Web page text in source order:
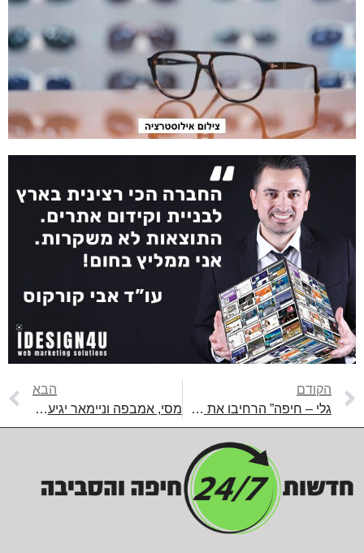
הקודם
גלי – חיפה” הרחיבו את שעות הפעילות
הבא
מסי, אמבפה וניימאר יגיעו לחיפה